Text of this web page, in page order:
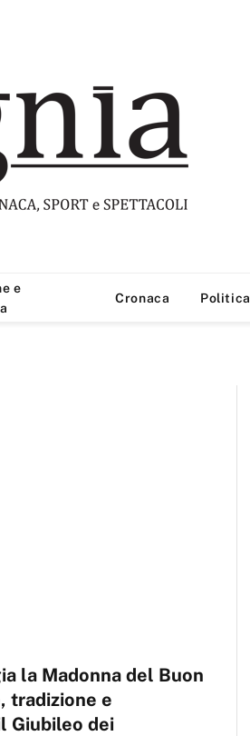
e
Cronaca Politica
la Madonna del Buon
tradizione e
Giubileo dei